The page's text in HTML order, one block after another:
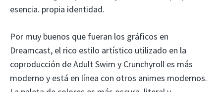
esencia. propia identidad.
Por muy buenos que fueran los gráficos en
Dreamcast, el rico estilo artístico utilizado en la
coproducción de Adult Swim y Crunchyroll es más
moderno y está en línea con otros animes modernos.